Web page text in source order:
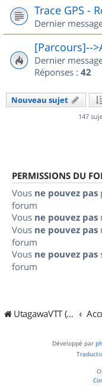
Trace GPS -
Dernier
[Parcours]--
Dernier
Réponses : 42
Nouveau sujet
147
PERMISSIONS DU
Vous ne pouvez pas
forum
Vous ne pouvez pas
Vous ne pouvez pas
forum
Vous ne pouvez pas
forum
UtagawaVTT (Randos VTT et VTTAE avec traces GPS)
Développé par